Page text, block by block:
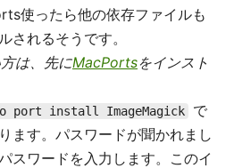
使ったら他の依存ファイルも
されるそうです。
は、先にMacPortsをインスト
port install ImageMagick
で
ます。パスワードが聞かれまし
スワードを入力します。このイ